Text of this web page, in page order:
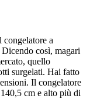
a
così, magari
quello
surgelati. Hai fatto
Il congelatore
cm e alto più di